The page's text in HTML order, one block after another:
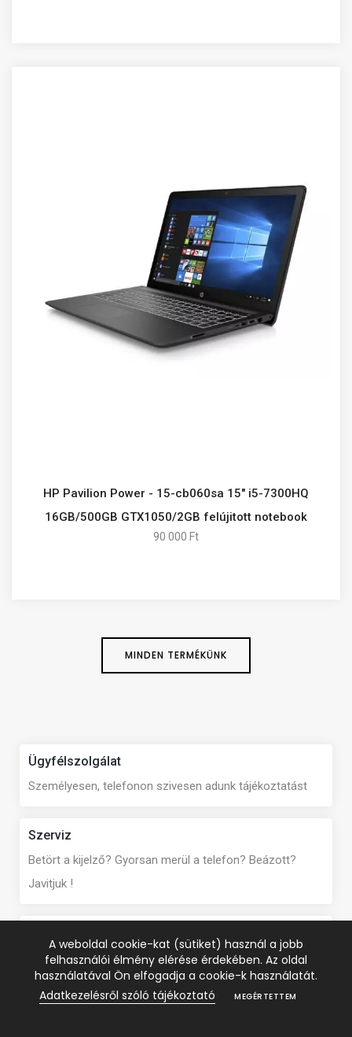
HP Pavilion Power - 15-cb060sa 15" i5-7300HQ
16GB/500GB GTX1050/2GB felújitott notebook
90 000 Ft
MINDEN TERMÉKÜNK
Ügyfélszolgálat
Személyesen, telefonon szivesen adunk tájékoztatást
Szerviz
Betört a kijelző? Gyorsan merül a telefon? Beázott?
Javitjuk !
Teljesitményoptimalizálás, adatmentés, telepités.
Bankkártyás fizetés
A weboldal cookie-kat (sütiket) használ a jobb
felhasználói élmény elérése érdekében. Az oldal
használatával Ön elfogadja a cookie-k használatát.
Adatkezelésről szóló tájékoztató
MEGÉRTETTEM